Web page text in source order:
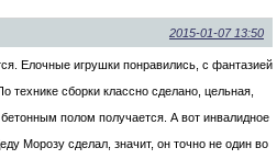
2015-01-07 13:50
Елочные игрушки понравились, с фантазией
технике сборки классно сделано, цельная,
бетонным полом получается. А вот инвалидное
Морозу сделал, значит, он точно не один во